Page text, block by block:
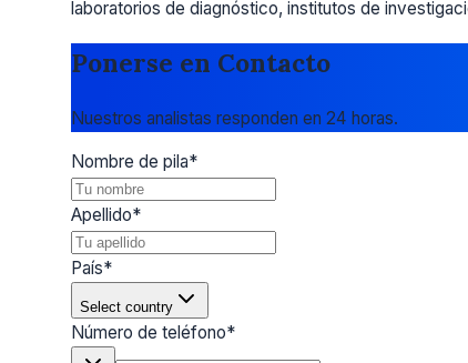
laboratorios de diagnóstico, institutos de
Ponerse en Contacto
Nuestros analistas responden en 24 horas.
Nombre de pila*
Apellido*
País*
Select country
Número de teléfono*